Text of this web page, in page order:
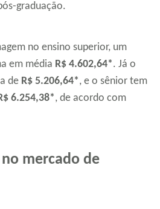
graduação.
no ensino superior, um
em média R$ 4.602,64*. Já o
de R$ 5.206,64*, e o sênior tem
6.254,38*, de acordo com
mercado de